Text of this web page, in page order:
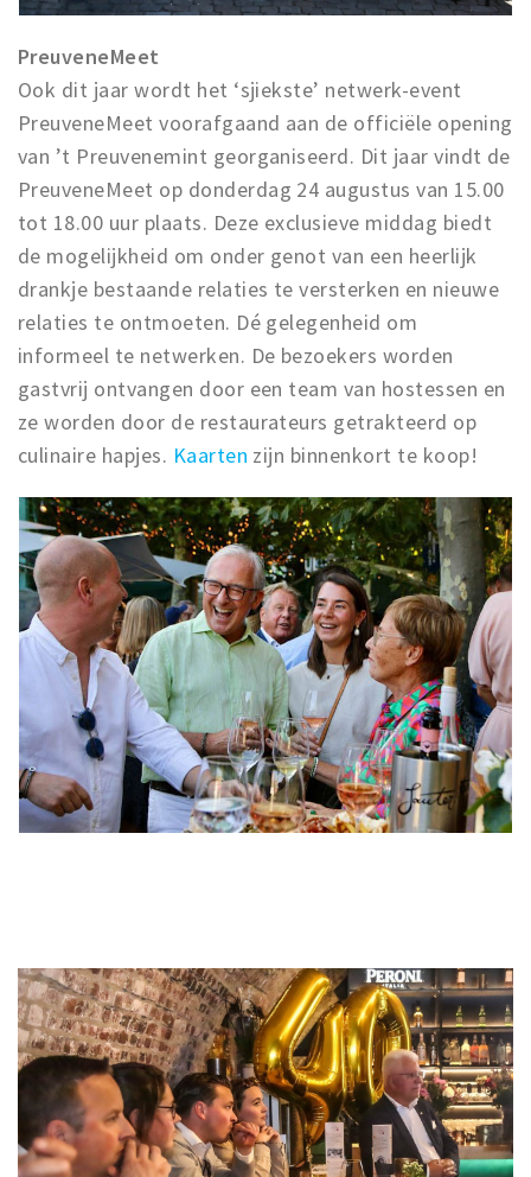
PreuveneMeet
Ook dit jaar wordt het ‘sjiekste’ netwerk-event
PreuveneMeet voorafgaand aan de officiële opening
van ’t Preuvenemint georganiseerd. Dit jaar vindt de
PreuveneMeet op donderdag 24 augustus van 15.00
tot 18.00 uur plaats. Deze exclusieve middag biedt
de mogelijkheid om onder genot van een heerlijk
drankje bestaande relaties te versterken en nieuwe
relaties te ontmoeten. Dé gelegenheid om
informeel te netwerken. De bezoekers worden
gastvrij ontvangen door een team van hostessen en
ze worden door de restaurateurs getrakteerd op
culinaire hapjes. Kaarten zijn binnenkort te koop!